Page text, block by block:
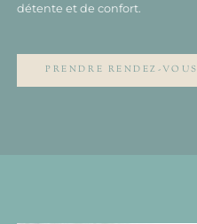
détente et de confort.
PRENDRE RENDEZ-VOUS